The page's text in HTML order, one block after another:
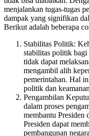
menjalankan tugas-tugas
dampak yang signifikan
Berikut adalah beberapa
Stabilitas Politik:
stabilitas politik bagi
tidak dapat
mengambil alih
pemerintahan. Hal
politik dan
Pengambilan
dalam proses
membantu Presiden
Presiden dapat
pembangunan